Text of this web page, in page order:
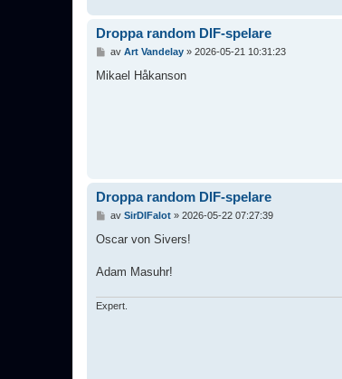
Droppa random DIF-spelare
l
av Art Vandelay» 2026-05-21 10:31:23
Mikael Håkanson
Droppa random DIF-spelare
l
g
av SirDIFalot» 2026-05-22 07:27:39
Oscar von Sivers!
Adam Masuhr!
Expert.